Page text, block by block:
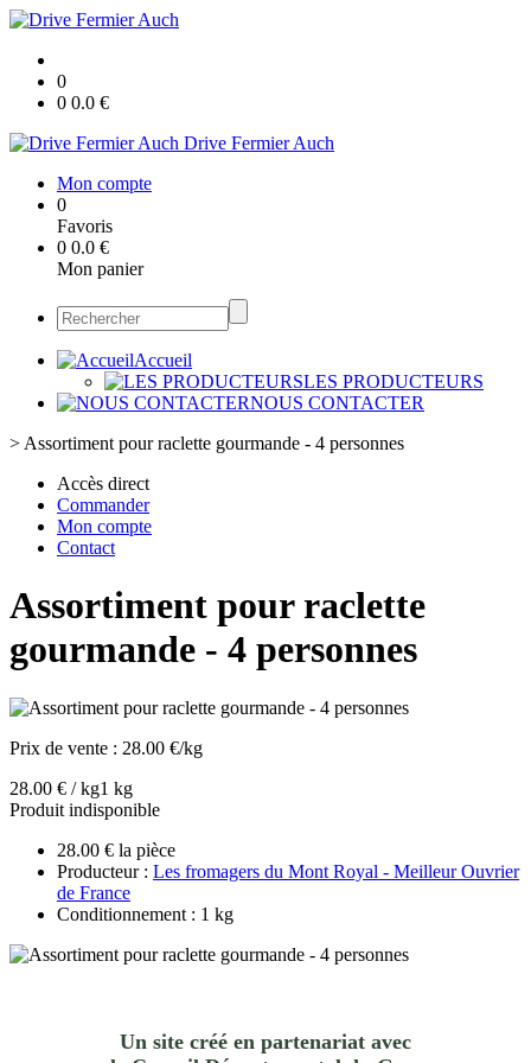
0
0 0.0 €
Drive Fermier Auch
Mon compte
0
Favoris
0 0.0 €
Mon panier
Accueil
LES PRODUCTEURS
NOUS CONTACTER
> Assortiment pour raclette gourmande - 4 personnes
Accès direct
Commander
Mon compte
Contact
Assortiment pour raclette
gourmande - 4 personnes
Prix de vente : 28.00 €/kg
28.00 € / kg1 kg
Produit indisponible
28.00 € la pièce
Producteur : Les fromagers du Mont Royal - Meilleur Ouvrier
de France
Conditionnement : 1 kg
Un site créé en partenariat avec